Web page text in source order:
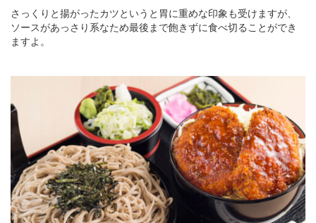
さっくりと揚がったカツというと胃に重めな印象も受けますが、
ソースがあっさり系なため最後まで飽きずに食べ切ることができ
ますよ。